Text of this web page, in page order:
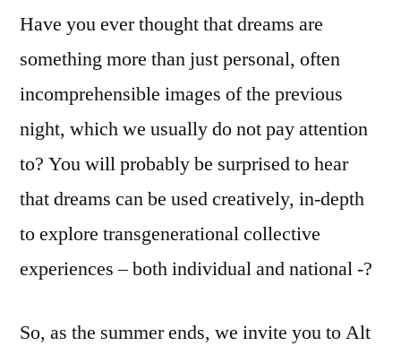
Have you ever thought that dreams are
something more than just personal, often
incomprehensible images of the previous
night, which we usually do not pay attention
to? You will probably be surprised to hear
that dreams can be used creatively, in-depth
to explore transgenerational collective
experiences – both individual and national -?
So, as the summer ends, we invite you to Alt